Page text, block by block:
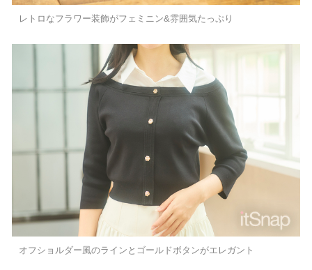
レトロなフラワー装飾がフェミニン&雰囲気たっぷり
オフショルダー風のラインとゴールドボタンがエレガント